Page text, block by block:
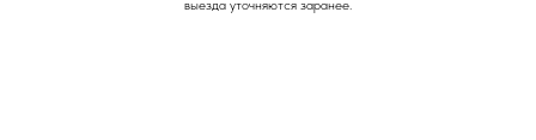
выезда уточняются заранее.